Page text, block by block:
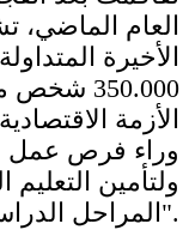
العام الماضي،
الأخيرة
350.000
وراء فرص عمل
ولتأمين التعليم
المراحل الدراسية".